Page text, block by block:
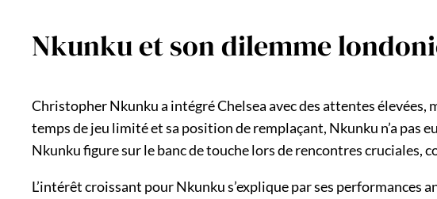
Nkunku et son dilemme
Christopher Nkunku a intégré Chelsea avec des attentes élevées,
temps de jeu limité et sa position de remplaçant, Nkunku n’a
Nkunku figure sur le banc de touche lors de rencontres cruciales,
L’intérêt croissant pour Nkunku s’explique par ses